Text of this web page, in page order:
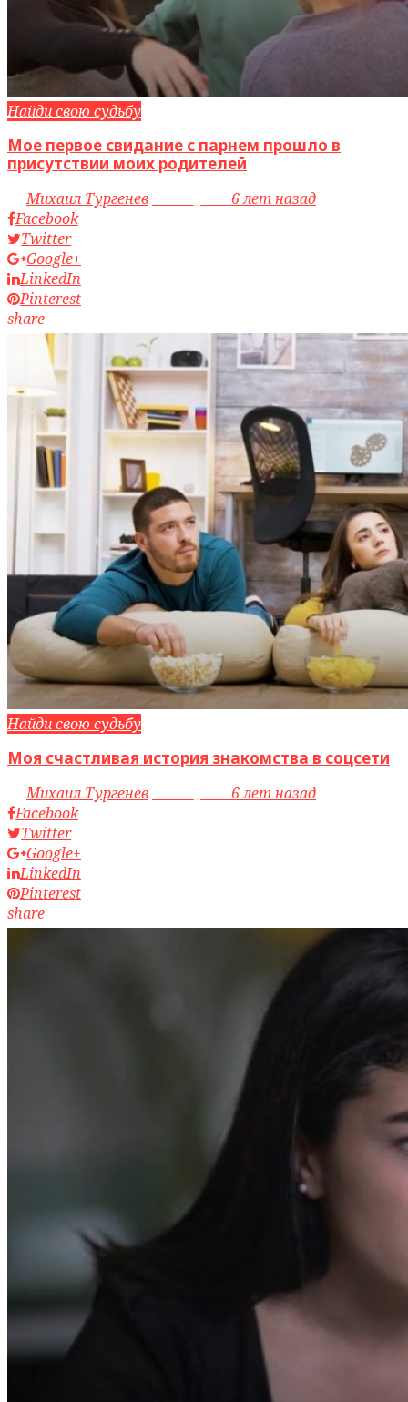
Найди свою судьбу
Мое первое свидание с парнем прошло в
присутствии моих родителей
byМихаил Тургенев
6 лет назад
Facebook
Twitter
Google+
LinkedIn
Pinterest
share
Найди свою судьбу
Моя счастливая история знакомства в соцсети
byМихаил Тургенев
6 лет назад
Facebook
Twitter
Google+
LinkedIn
Pinterest
share